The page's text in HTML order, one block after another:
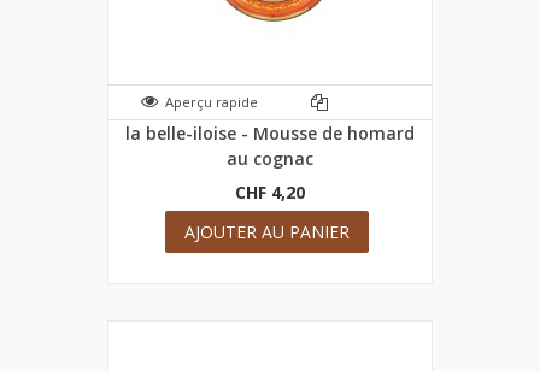
Aperçu rapide
la belle-iloise - Mousse de homard
au cognac
CHF 4,20
AJOUTER AU PANIER